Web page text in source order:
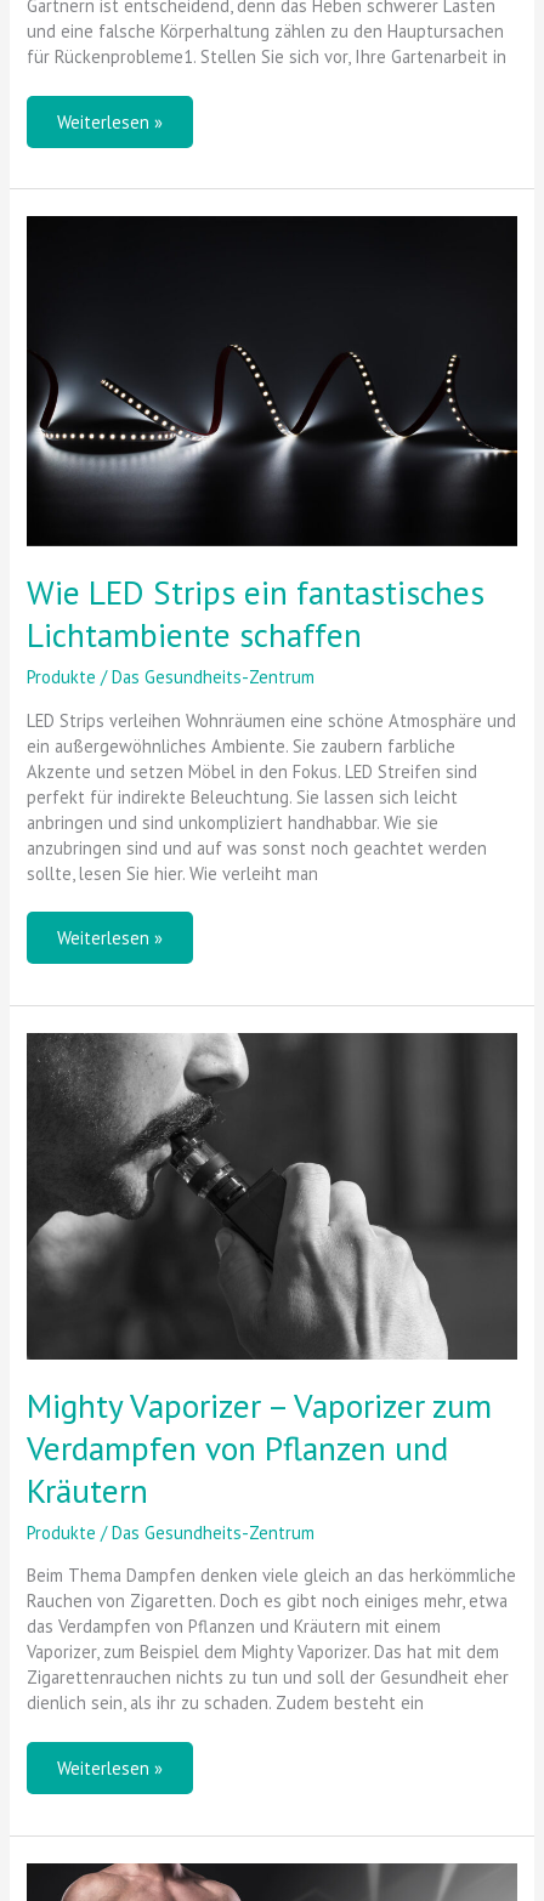
Gärtnern ist entscheidend, denn das Heben schwerer Lasten
und eine falsche Körperhaltung zählen zu den Hauptursachen
für Rückenprobleme1. Stellen Sie sich vor, Ihre Gartenarbeit in
Weiterlesen »
Wie LED Strips ein fantastisches
Lichtambiente schaffen
Produkte /Das Gesundheits-Zentrum
LED Strips verleihen Wohnräumen eine schöne Atmosphäre und
ein außergewöhnliches Ambiente. Sie zaubern farbliche
Akzente und setzen Möbel in den Fokus. LED Streifen sind
perfekt für indirekte Beleuchtung. Sie lassen sich leicht
anbringen und sind unkompliziert handhabbar. Wie sie
anzubringen sind und auf was sonst noch geachtet werden
sollte, lesen Sie hier. Wie verleiht man
schaffen
Weiterlesen »
Mighty Vaporizer – Vaporizer zum
Verdampfen von Pflanzen und
Kräutern
Produkte /Das Gesundheits-Zentrum
Beim Thema Dampfen denken viele gleich an das herkömmliche
Rauchen von Zigaretten. Doch es gibt noch einiges mehr, etwa
das Verdampfen von Pflanzen und Kräutern mit einem
Vaporizer, zum Beispiel dem Mighty Vaporizer. Das hat mit dem
Zigarettenrauchen nichts zu tun und soll der Gesundheit eher
dienlich sein, als ihr zu schaden. Zudem besteht ein
Mighty
Vaporizer
–
Vaporizer
Verdampfen
Pflanzen
und
Kräutern
Weiterlesen »
Das